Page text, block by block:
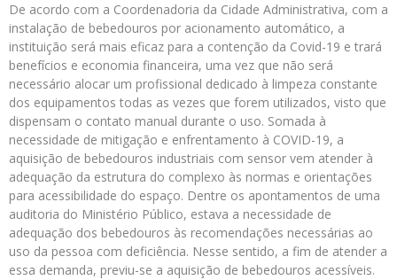
De acordo com a Coordenadoria da Cidade Administrativa, com a
instalação de bebedouros por acionamento automático, a
instituição será mais eficaz para a contenção da Covid-19 e trará
benefícios e economia financeira, uma vez que não será
necessário alocar um profissional dedicado à limpeza constante
dos equipamentos todas as vezes que forem utilizados, visto que
dispensam o contato manual durante o uso. Somada à
necessidade de mitigação e enfrentamento à COVID-19, a
aquisição de bebedouros industriais com sensor vem atender à
adequação da estrutura do complexo às normas e orientações
para acessibilidade do espaço. Dentre os apontamentos de uma
auditoria do Ministério Público, estava a necessidade de
adequação dos bebedouros às recomendações necessárias ao
uso da pessoa com deficiência. Nesse sentido, a fim de atender a
essa demanda, previu-se a aquisição de bebedouros acessíveis.